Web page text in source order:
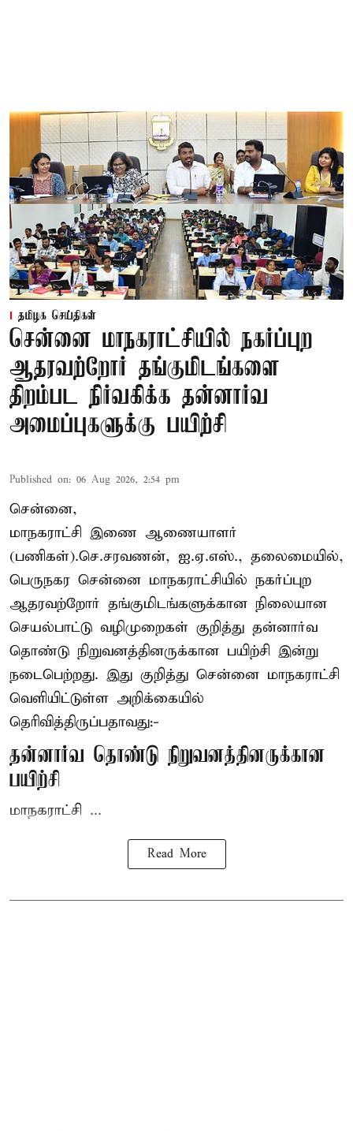
தமிழக செய்திகள்
சென்னை மாநகராட்சியில் நகர்ப்புற
ஆதரவற்றோர் தங்குமிடங்களை
திறம்பட நிர்வகிக்க தன்னார்வ
அமைப்புகளுக்கு பயிற்சி
Published on: 06 Aug 2026, 2:54 pm
சென்னை,
மாநகராட்சி இணை ஆணையாளர்
(பணிகள்).செ.சரவணன், ஐ.ஏ.எஸ்., தலைமையில்,
பெருநகர சென்னை மாநகராட்சியில் நகர்ப்புற
ஆதரவற்றோர் தங்குமிடங்களுக்கான நிலையான
செயல்பாட்டு வழிமுறைகள் குறித்து தன்னார்வ
தொண்டு நிறுவனத்தினருக்கான பயிற்சி இன்று
நடைபெற்றது. இது குறித்து சென்னை மாநகராட்சி
வெளியிட்டுள்ள அறிக்கையில்
தெரிவித்திருப்பதாவது:-
தன்னார்வ தொண்டு நிறுவனத்தினருக்கான
பயிற்சி
மாநகராட்சி ...
Read More